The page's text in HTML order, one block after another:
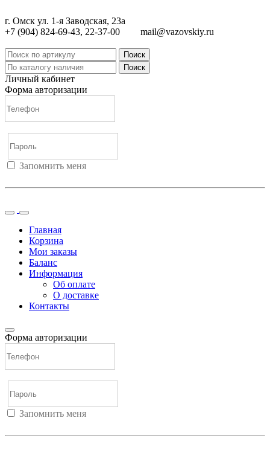
г. Омск ул. 1-я Заводская, 23а
+7 (904) 824-69-43, 22-37-00
mail@vazovskiy.ru
Поиск
Поиск
Личный кабинет
Форма авторизации
Запомнить меня
Главная
Корзина
Мои заказы
Баланс
Информация
Об оплате
О доставке
Контакты
Форма авторизации
Запомнить меня